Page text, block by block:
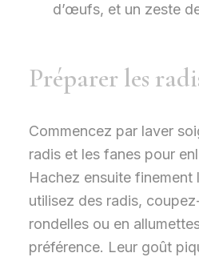
d’œufs, et un zeste
Préparer les
Commencez par laver
radis et les fanes pour
Hachez ensuite finement
utilisez des radis,
rondelles ou en
préférence. Leur goût